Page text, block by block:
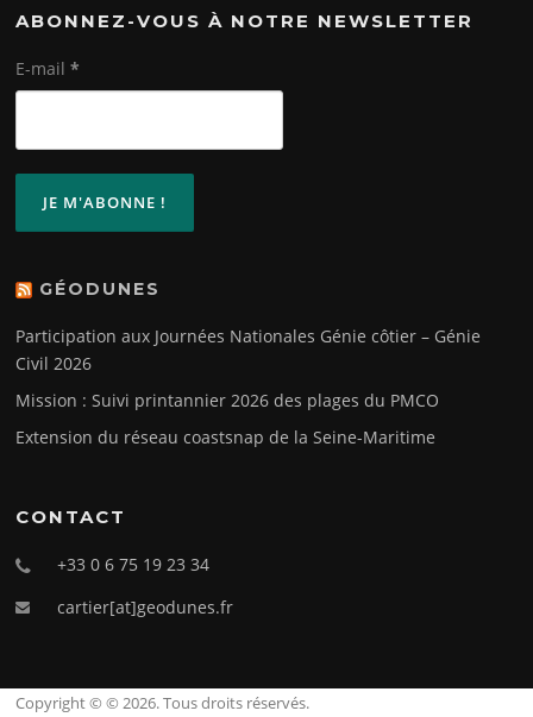
ABONNEZ-VOUS À NOTRE NEWSLETTER
E-mail*
GÉODUNES
Participation aux Journées Nationales Génie côtier – Génie
Civil 2026
Mission : Suivi printannier 2026 des plages du PMCO
Extension du réseau coastsnap de la Seine-Maritime
CONTACT
+33 0 6 75 19 23 34
cartier[at]geodunes.fr
Copyright © © 2026. Tous droits réservés.